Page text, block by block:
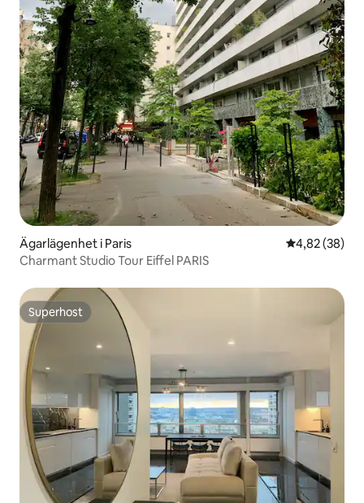
Ägarlägenhet i Paris 4,82 av 5 i
4,82 (38)
Charmant Studio Tour Eiffel PARIS
Superhost
Superhost